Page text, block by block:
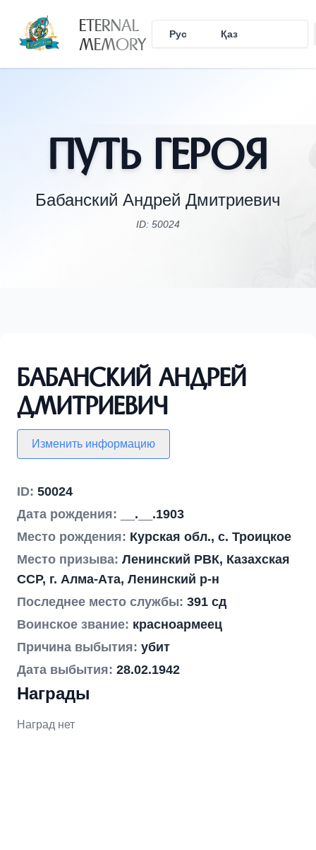
ETERNAL
MEMORY Рус Қаз
Путь Героя
Бабанский Андрей Дмитриевич
ID: 50024
Бабанский Андрей
Дмитриевич
Изменить информацию
ID: 50024
Дата рождения:
__.__.1903
Место рождения: Курская обл., с. Троицкое
Место призыва: Ленинский РВК, Казахская
ССР, г. Алма-Ата, Ленинский р-н
Последнее место службы: 391 сд
Воинское звание: красноармеец
Причина выбытия: убит
Дата выбытия: 28.02.1942
Награды
Наград нет